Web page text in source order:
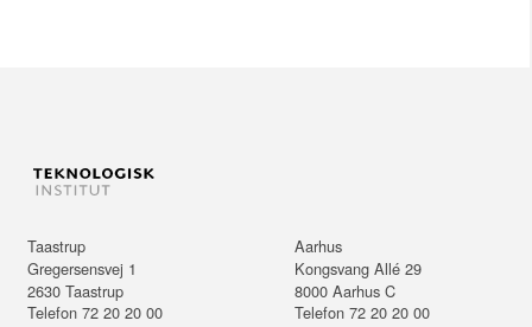
Taastrup
Gregersensvej 1
2630 Taastrup
Telefon 72 20 20 00
Aarhus
Kongsvang Allé 29
8000 Aarhus C
Telefon 72 20 20 00